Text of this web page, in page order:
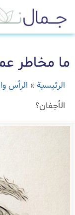
ما مخاطر
الرئيسية » الرأس
الأجفان؟